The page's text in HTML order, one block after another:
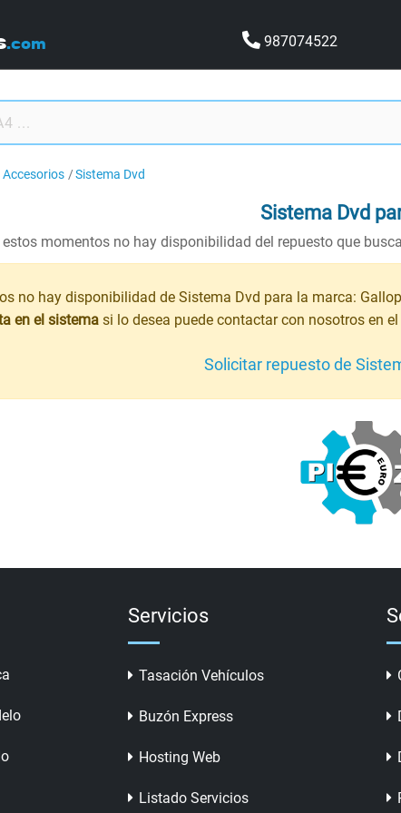
.com 987074522
Accesorios Sistema Dvd
Sistema Dvd
momentos no hay disponibilidad del repuesto que
no hay disponibilidad de Sistema Dvd para la marca:
en el sistema si lo desea puede contactar con nosotros en el
Solicitar repuesto de
Servicios
Tasación Vehículos
Buzón Express
Hosting Web
Listado Servicios